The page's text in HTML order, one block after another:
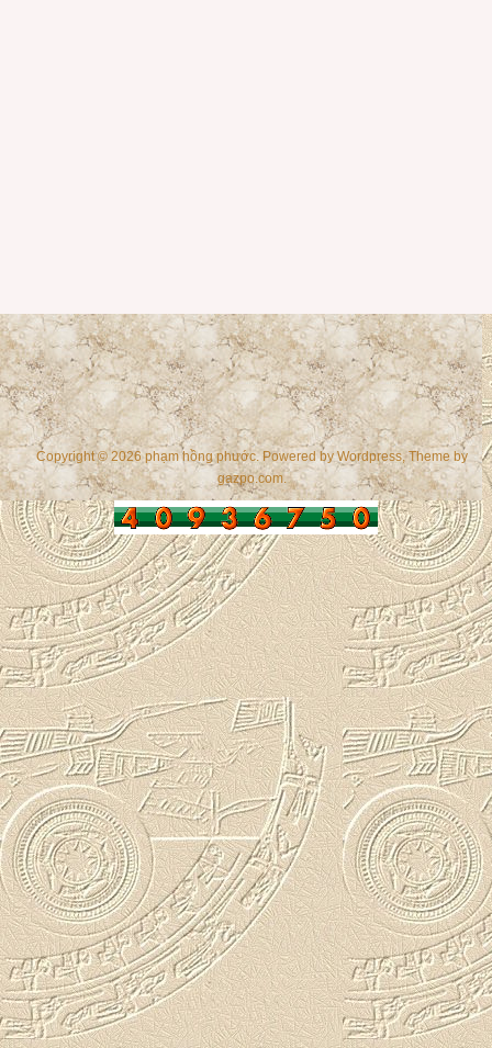
Copyright © 2026 phạm hồng phước. Powered byWordpress, Theme by
gazpo.com.